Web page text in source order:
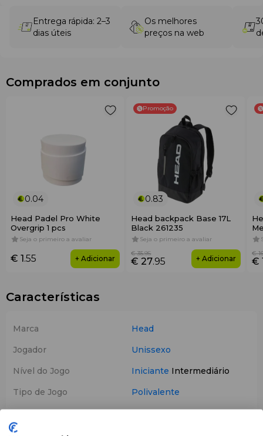
Entrega rápida: 2–3
dias úteis
Os melhores
preços na web
Comprados em conjunto
0.04
Head Padel Pro White
Overgrip 1 pcs
Seja o primeiro a avaliar
€ 1.55 + Adicionar
Promoção
0.83
Head backpack Base 17L
Black 261235
Seja o primeiro a avaliar
€ 27.95
€ 35.95
+ Adicionar €
€
Características
Marca
Head
Jogador
Unissexo
Nível do Jogo
Iniciante Intermediário
Tipo de Jogo
Polivalente
Balanço
Medio